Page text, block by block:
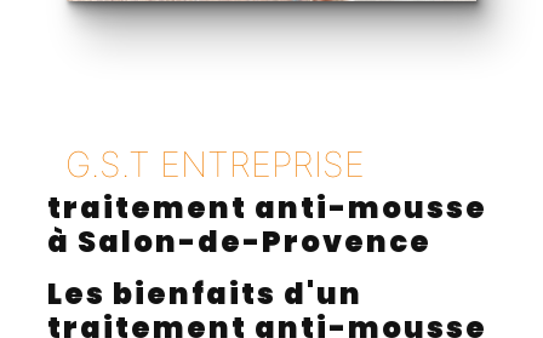
G.S.T ENTREPRISE
traitement anti-mousse
à Salon-de-Provence
Les bienfaits d'un
traitement anti-mousse